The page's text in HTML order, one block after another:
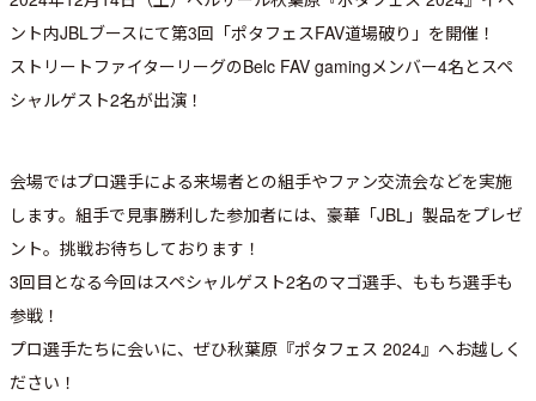
ント内JBLブースにて第3回「ポタフェスFAV道場破り」を開催！
ストリートファイターリーグのBelc FAV gamingメンバー4名とスペ
シャルゲスト2名が出演！
会場ではプロ選手による来場者との組手やファン交流会などを実施
します。組手で見事勝利した参加者には、豪華「JBL」製品をプレゼ
ント。挑戦お待ちしております！
3回目となる今回はスペシャルゲスト2名のマゴ選手、ももち選手も
参戦！
プロ選手たちに会いに、ぜひ秋葉原『ポタフェス 2024』へお越しく
ださい！